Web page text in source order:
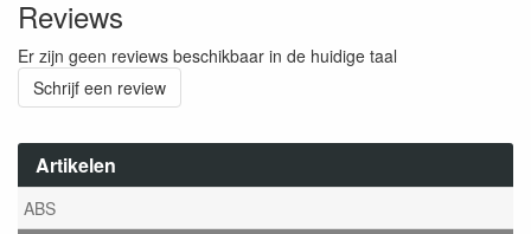
Artikelen
ABS
Reviews
Er zijn geen reviews beschikbaar in de huidige taal
Schrijf een review